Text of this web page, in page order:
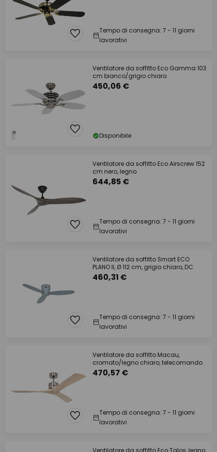
Tempo di consegna: 7 - 11 giorni
lavorativi
Ventilatore da soffitto Eco Gamma 103
cm bianco/grigio chiaro
450,06 €
Disponibile
Ventilatore da soffitto Eco Airscrew 152
cm nero, legno
644,85 €
Tempo di consegna: 7 - 11 giorni
lavorativi
Ventilatore da soffitto Smart ECO
PLANO II, Ø 112 cm, grigio chiaro, DC
460,31 €
Tempo di consegna: 7 - 11 giorni
lavorativi
Ventilatore da soffitto Macau,
cromato/legno chiaro, telecomando
470,57 €
Tempo di consegna: 7 - 11 giorni
lavorativi
Ventilatore da soffitto Eco Talos, legno